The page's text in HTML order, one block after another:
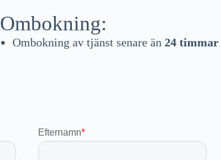
Ombokning:
Ombokning av tjänst senare än 24 timmar